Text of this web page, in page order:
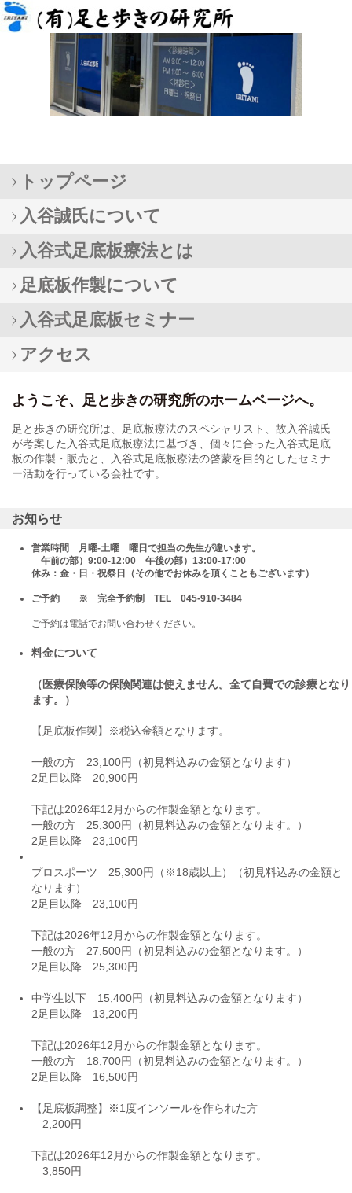
トップページ
入谷誠氏について
入谷式足底板療法とは
足底板作製について
入谷式足底板セミナー
アクセス
ようこそ、足と歩きの研究所のホームページへ。
足と歩きの研究所は、足底板療法のスペシャリスト、故入谷誠氏
が考案した入谷式足底板療法に基づき、個々に合った入谷式足底
板の作製・販売と、入谷式足底板療法の啓蒙を目的としたセミナ
ー活動を行っている会社です。
お知らせ
営業時間 月曜-土曜 曜日で担当の先生が違います。
午前の部）9:00-12:00 午後の部）13:00-17:00
休み：金・日・祝祭日（その他でお休みを頂くこともございます）
ご予約 ※ 完全予約制 TEL 045-910-3484
ご予約は電話でお問い合わせください。
料金について
（医療保険等の保険関連は使えません。全て自費での診療となり
ます。）
【足底板作製】※税込金額となります。
一般の方 23,100円（初見料込みの金額となります）
2足目以降 20,900円
下記は2026年12月からの作製金額となります。
一般の方 25,300円（初見料込みの金額となります。）
2足目以降 23,100円
プロスポーツ 25,300円（※18歳以上）（初見料込みの金額と
なります）
2足目以降 23,100円
下記は2026年12月からの作製金額となります。
一般の方 27,500円（初見料込みの金額となります。）
2足目以降 25,300円
中学生以下 15,400円（初見料込みの金額となります）
2足目以降 13,200円
下記は2026年12月からの作製金額となります。
一般の方 18,700円（初見料込みの金額となります。）
2足目以降 16,500円
【足底板調整】※1度インソールを作られた方
2,200円
下記は2026年12月からの作製金額となります。
3,850円